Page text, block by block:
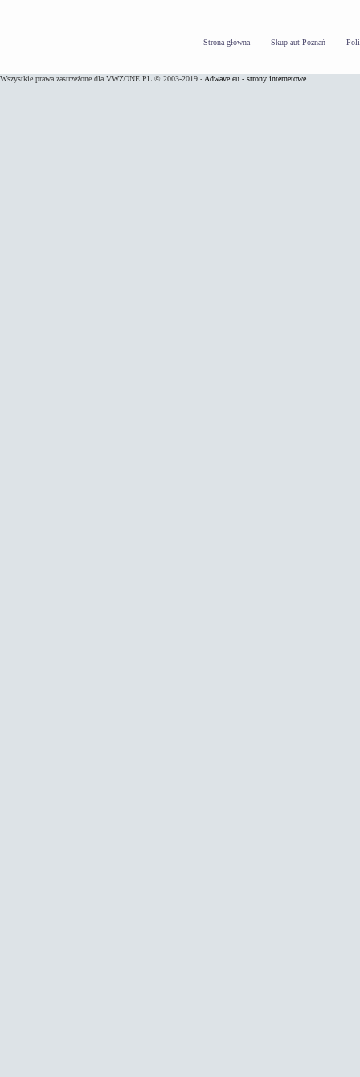
Strona główna Skup aut Poznań
Wszystkie prawa zastrzeżone dla VWZONE.PL © 2003-2019 - Adwave.eu - strony internetowe